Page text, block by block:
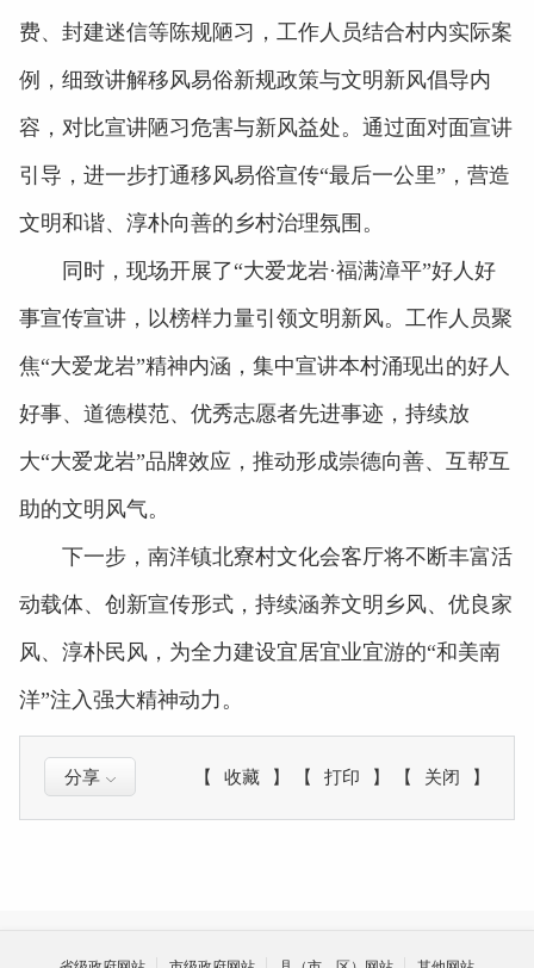
费、封建迷信等陈规陋习，工作人员结合村内实际案
例，细致讲解移风易俗新规政策与文明新风倡导内
容，对比宣讲陋习危害与新风益处。通过面对面宣讲
引导，进一步打通移风易俗宣传“最后一公里”，营造
文明和谐、淳朴向善的乡村治理氛围。
同时，现场开展了“大爱龙岩·福满漳平”好人好
事宣传宣讲，以榜样力量引领文明新风。工作人员聚
焦“大爱龙岩”精神内涵，集中宣讲本村涌现出的好人
好事、道德模范、优秀志愿者先进事迹，持续放
大“大爱龙岩”品牌效应，推动形成崇德向善、互帮互
助的文明风气。
下一步，南洋镇北寮村文化会客厅将不断丰富活
动载体、创新宣传形式，持续涵养文明乡风、优良家
风、淳朴民风，为全力建设宜居宜业宜游的“和美南
洋”注入强大精神动力。
分享 【 收藏 】 【 打印 】 【 关闭 】